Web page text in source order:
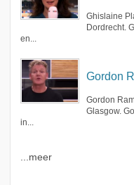
Ghislaine
Dordrecht.
en...
Gordon
Gordon
Glasgow.
in...
...meer